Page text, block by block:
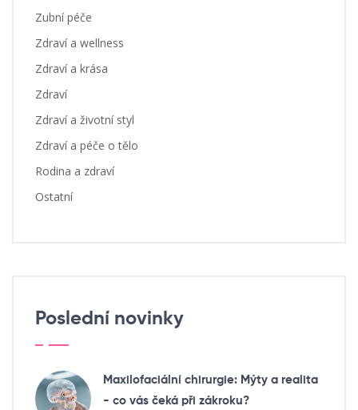
Zubní péče
Zdraví a wellness
Zdraví a krása
Zdraví
Zdraví a životní styl
Zdraví a péče o tělo
Rodina a zdraví
Ostatní
Poslední novinky
Maxilofaciální chirurgie: Mýty a realita
- co vás čeká při zákroku?